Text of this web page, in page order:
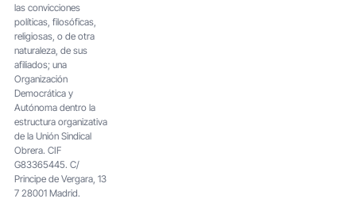
las convicciones
políticas, filosóficas,
religiosas, o de otra
naturaleza, de sus
afiliados; una
Organización
Democrática y
Autónoma dentro la
estructura organizativa
de la Unión Sindical
Obrera. CIF
G83365445. C/
Principe de Vergara, 13
7 28001 Madrid.